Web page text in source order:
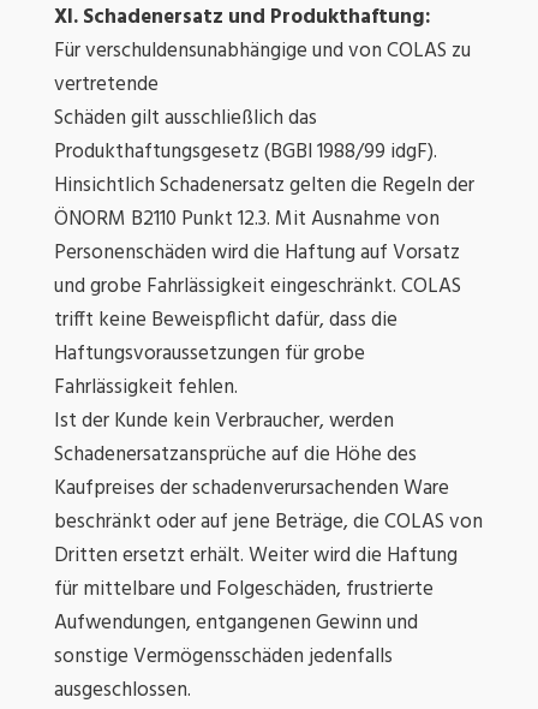
XI. Schadenersatz und Produkthaftung:
Für verschuldensunabhängige und von COLAS zu
vertretende
Schäden gilt ausschließlich das
Produkthaftungsgesetz (BGBl 1988/99 idgF).
Hinsichtlich Schadenersatz gelten die Regeln der
ÖNORM B2110 Punkt 12.3. Mit Ausnahme von
Personenschäden wird die Haftung auf Vorsatz
und grobe Fahrlässigkeit eingeschränkt. COLAS
trifft keine Beweispflicht dafür, dass die
Haftungsvoraussetzungen für grobe
Fahrlässigkeit fehlen.
Ist der Kunde kein Verbraucher, werden
Schadenersatzansprüche auf die Höhe des
Kaufpreises der schadenverursachenden Ware
beschränkt oder auf jene Beträge, die COLAS von
Dritten ersetzt erhält. Weiter wird die Haftung
für mittelbare und Folgeschäden, frustrierte
Aufwendungen, entgangenen Gewinn und
sonstige Vermögensschäden jedenfalls
ausgeschlossen.